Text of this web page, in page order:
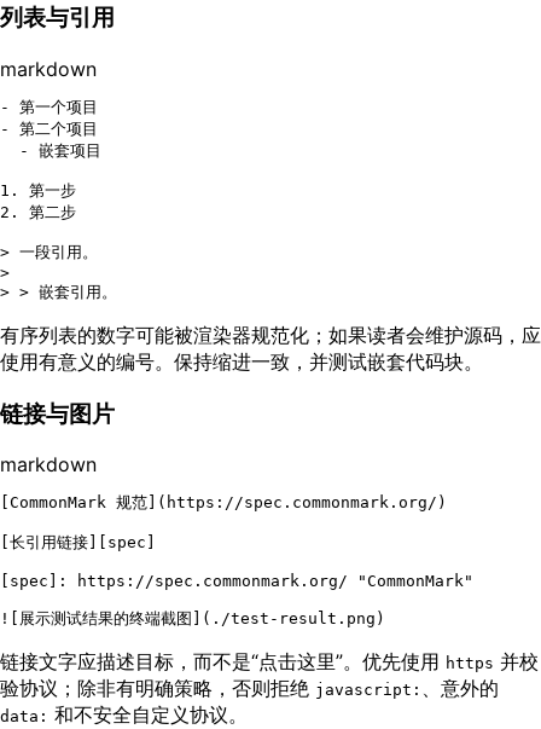
列表与引用
markdown
-
-
  -
嵌套项目
1.
2.
第二步
> 一段引用。
>
> > 嵌套引用。
有序列表的数字可能被渲染器规范化；如果读者会维护源码，应
使用有意义的编号。保持缩进一致，并测试嵌套代码块。
链接与图片
markdown
CommonMark 规范 ]( https://spec.commonmark.org/ )
长引用链接 spec
spec ]: https://spec.commonmark.org/ "CommonMark"
![ 展示测试结果的终端截图 ]( ./test-result.png
链接文字应描述目标，而不是“点击这里”。优先使用 https 并校
验协议；除非有明确策略，否则拒绝 javascript: 、意外的
data: 和不安全自定义协议。